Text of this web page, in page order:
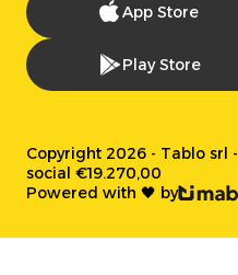
App Store
Play Store
Copyright 2026 - Tablo srl
social €19.270,00
Powered with 🖤 by